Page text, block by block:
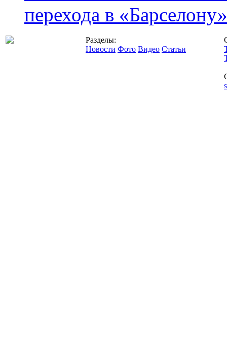
перехода в «Барселону»
Разделы:
Новости Фото Видео Статьи